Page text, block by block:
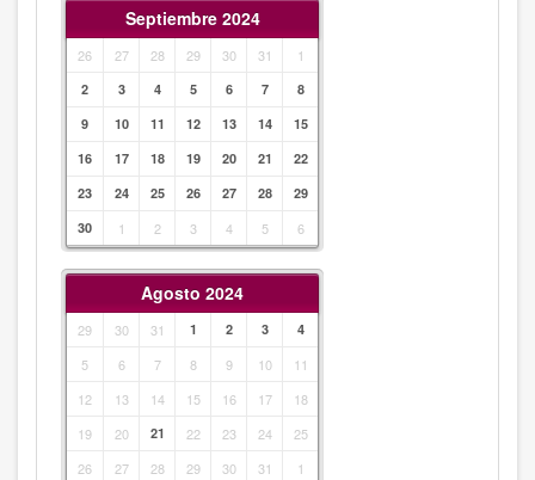
Septiembre 2024
26 27 28 29 30 31 1
2 3 4 5 6 7
8
9
10 11 12 13 14
15
16
17 18 19 20 21
22
23
24 25 26 27 28
29
30
1 2 3 4 5 6
Agosto 2024
29 30 31 1 2 3 4
5 6 7 8 9 10
11
12
13 14 15 16 17
18
19
20 21 22 23 24
25
26
27 28 29 30 31 1